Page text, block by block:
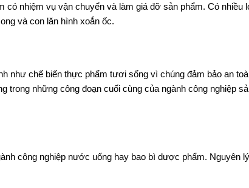
nhiệm vụ vận chuyển và làm giá đỡ sản phẩm. Có nhiều
và con lăn hình xoắn ốc.
như chế biến thực phẩm tươi sống vì chúng đảm bảo an
những công đoạn cuối cùng của ngành công nghiệp
công nghiệp nước uống hay bao bì dược phẩm. Nguyên